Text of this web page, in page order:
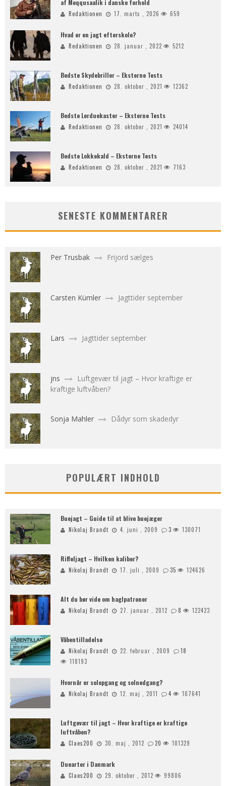
af Meqqusaalik i danske forhold
Redaktionen 17. marts , 2026 659
Hvad er en jagt efterskole?
Redaktionen 28. januar , 2022 5212
Bedste Skydebriller – Eksterne Tests
Redaktionen 28. oktober , 2021 12362
Bedste Lerduekaster – Eksterne Tests
Redaktionen 28. oktober , 2021 24014
Bedste Lokkekald – Eksterne Tests
Redaktionen 28. oktober , 2021 7163
SENESTE KOMMENTARER
Per Trusbak Frijord sælges
Carsten Kümler Jagttider september
Lars Jagttider september
jns
Luftgevær til jagt – Hvor kraftige er
kraftige luftvåben?
Sonja Mahler Dådyr som skadedyr
POPULÆRT INDHOLD
Buejagt – Guide til at blive buejæger
Nikolaj Brandt 4. juni , 2009 3 130071
Riffeljagt – Hvilken kaliber?
Nikolaj Brandt 17. juli , 2009 35 124626
Alt du bør vide om haglpatroner
Nikolaj Brandt 27. januar , 2012 8 122423
Våbentilladelse
Nikolaj Brandt 22. februar , 2009
18
118193
Hvornår er solopgang og solnedgang?
Nikolaj Brandt 12. maj , 2011 4 107641
Luftgevær til jagt – Hvor kraftige er kraftige
luftvåben?
Claes200 30. maj , 2012 20 101329
Duearter i Danmark
Claes200 29. oktober , 2012 99806